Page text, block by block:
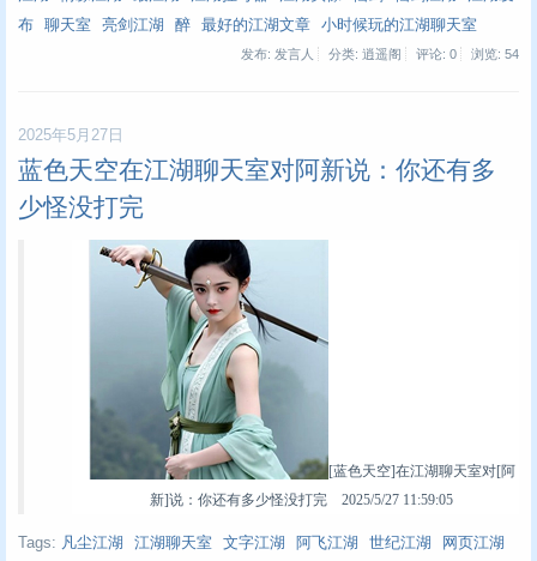
布
聊天室 亮剑江湖 醉 最好的江湖文章 小时候玩的江湖聊天室
发布: 发言人 分类: 逍遥阁 评论: 0 浏览: 54
2025年5月27日
蓝色天空在江湖聊天室对阿新说：你还有多
少怪没打完
[蓝色天空]在江湖聊天室对[阿
新]说：你还有多少怪没打完 2025/5/27 11:59:05
Tags: 凡尘江湖 江湖聊天室 文字江湖 阿飞江湖 世纪江湖
网页江湖